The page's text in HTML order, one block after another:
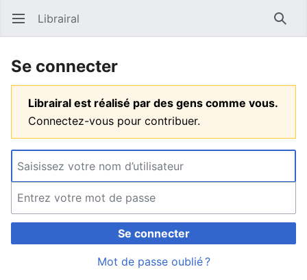
Ouvrir le menu principal Librairal
Se connecter
Librairal est réalisé par des gens comme vous.
Connectez-vous pour contribuer.
Se connecter
Mot de passe oublié ?